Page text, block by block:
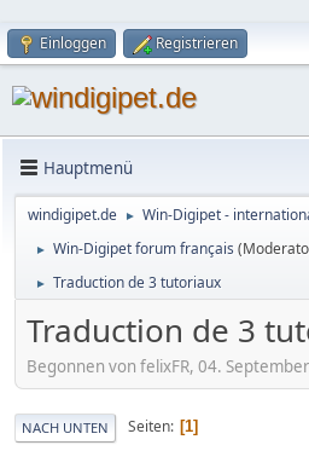
Einloggen Registrieren
Hauptmenü
windigipet.de ► Win-Digipet -
► Win-Digipet forum français
► Traduction de 3 tutoriaux
Traduction de 3
Begonnen von felixFR, 04.
NACH UNTEN Seiten 1